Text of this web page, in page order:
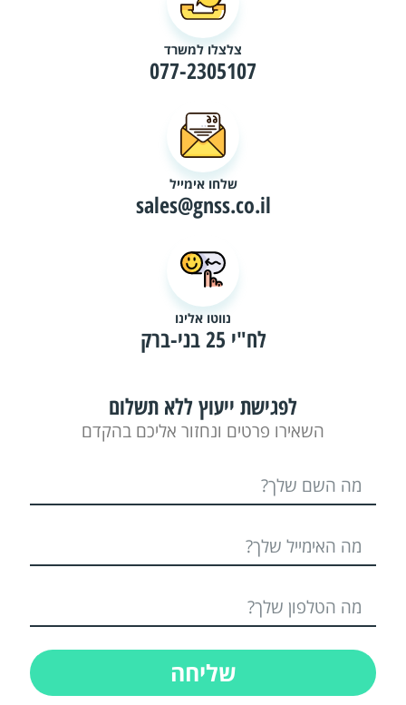
צלצלו למשרד
077-2305107
שלחו אימייל
sales@gnss.co.il
נווטו אלינו
לח"י 25 בני-ברק
לפגישת ייעוץ ללא תשלום
השאירו פרטים ונחזור אליכם בהקדם
שליחה